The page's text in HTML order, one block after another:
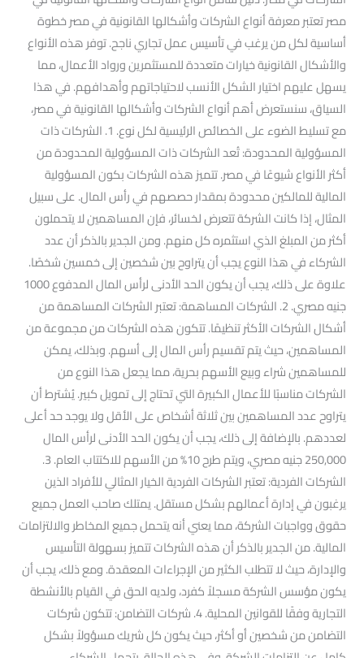
مصر تعتبر معرفة أنواع الشركات وأشكالها القانونية في مصر خطوة
أساسية لكل من يرغب في تأسيس عمل تجاري ناجح. توفر هذه الأنواع
والأشكال القانونية خيارات متعددة للمستثمرين ورواد الأعمال، مما
يسهل عليهم اختيار الشكل الأنسب لاحتياجاتهم وأهدافهم. في هذا
السياق، سنستعرض أهم أنواع الشركات وأشكالها القانونية في مصر،
مع تسليط الضوء على الخصائص الرئيسية لكل نوع. 1. الشركات ذات
المسؤولية المحدودة: تُعد الشركات ذات المسؤولية المحدودة من
أكثر الأنواع شيوعًا في مصر. تتميز هذه الشركات بكون المسؤولية
المالية للمالكين محدودة بمقدار حصصهم في رأس المال. على سبيل
المثال، إذا كانت الشركة تتعرض لخسائر، فإن المساهمين لا يتحملون
أكثر من المبلغ الذي استثمره كل منهم. ومن الجدير بالذكر أن عدد
الشركاء في هذا النوع يجب أن يتراوح بين شخصين إلى خمسين شخصًا.
علاوة على ذلك، يجب أن يكون الحد الأدنى لرأس المال المدفوع 1000
جنيه مصري. 2. الشركات المساهمة: تعتبر الشركات المساهمة من
أشكال الشركات الأكثر تنظيمًا. تتكون هذه الشركات من مجموعة من
المساهمين، حيث يتم تقسيم رأس المال إلى أسهم. وبذلك، يمكن
للمساهمين شراء وبيع الأسهم بحرية، مما يجعل هذا النوع من
الشركات مناسبًا للأعمال الكبيرة التي تحتاج إلى تمويل كبير. يُشترط أن
يتراوح عدد المساهمين بين ثلاثة أشخاص على الأقل ولا يوجد حد أعلى
لعددهم. بالإضافة إلى ذلك، يجب أن يكون الحد الأدنى لرأس المال
250,000 جنيه مصري، ويتم طرح 10% من الأسهم للاكتتاب العام. 3.
الشركات الفردية: تعتبر الشركات الفردية الخيار المثالي للأفراد الذين
يرغبون في إدارة أعمالهم بشكل مستقل. يمتلك صاحب العمل جميع
حقوق وواجبات الشركة، مما يعني أنه يتحمل جميع المخاطر والالتزامات
المالية. من الجدير بالذكر أن هذه الشركات تتميز بسهولة التأسيس
والإدارة، حيث لا تتطلب الكثير من الإجراءات المعقدة. ومع ذلك، يجب أن
يكون مؤسس الشركة مسجلاً كفرد، ولديه الحق في القيام بالأنشطة
التجارية وفقًا للقوانين المحلية. 4. شركات التضامن: تتكون شركات
التضامن من شخصين أو أكثر، حيث يكون كل شريك مسؤولاً بشكل